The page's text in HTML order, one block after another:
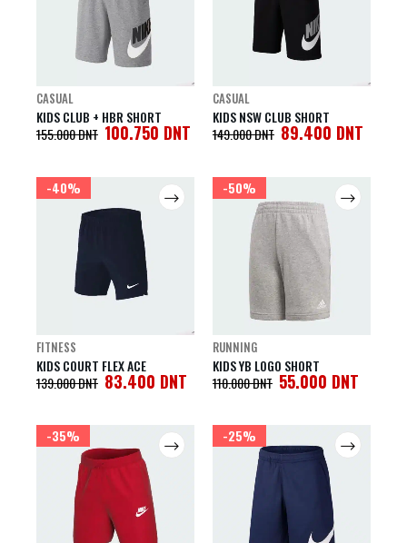
CASUAL
KIDS CLUB + HBR SHORT
155.000DNT 100.750 DNT
CASUAL
KIDS NSW CLUB SHORT
149.000DNT 89.400 DNT
-40%
FITNESS
KIDS COURT FLEX ACE
139.000DNT 83.400 DNT
-50%
RUNNING
KIDS YB LOGO SHORT
110.000DNT 55.000 DNT
-35% -25%